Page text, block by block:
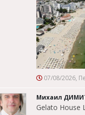
07/08/2026,
Михаил
Gelato House